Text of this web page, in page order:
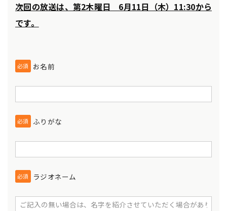
次回の放送は、第2木曜日 6月11日（木）11:30から
です。
必須 お名前
必須 ふりがな
必須 ラジオネーム